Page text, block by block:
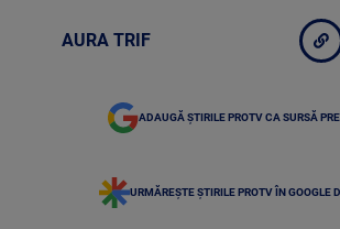
AURA TRIF
ADAUGĂ ȘTIRILE PROTV CA SURSĂ
URMĂREȘTE ȘTIRILE PROTV ÎN GOOGLE